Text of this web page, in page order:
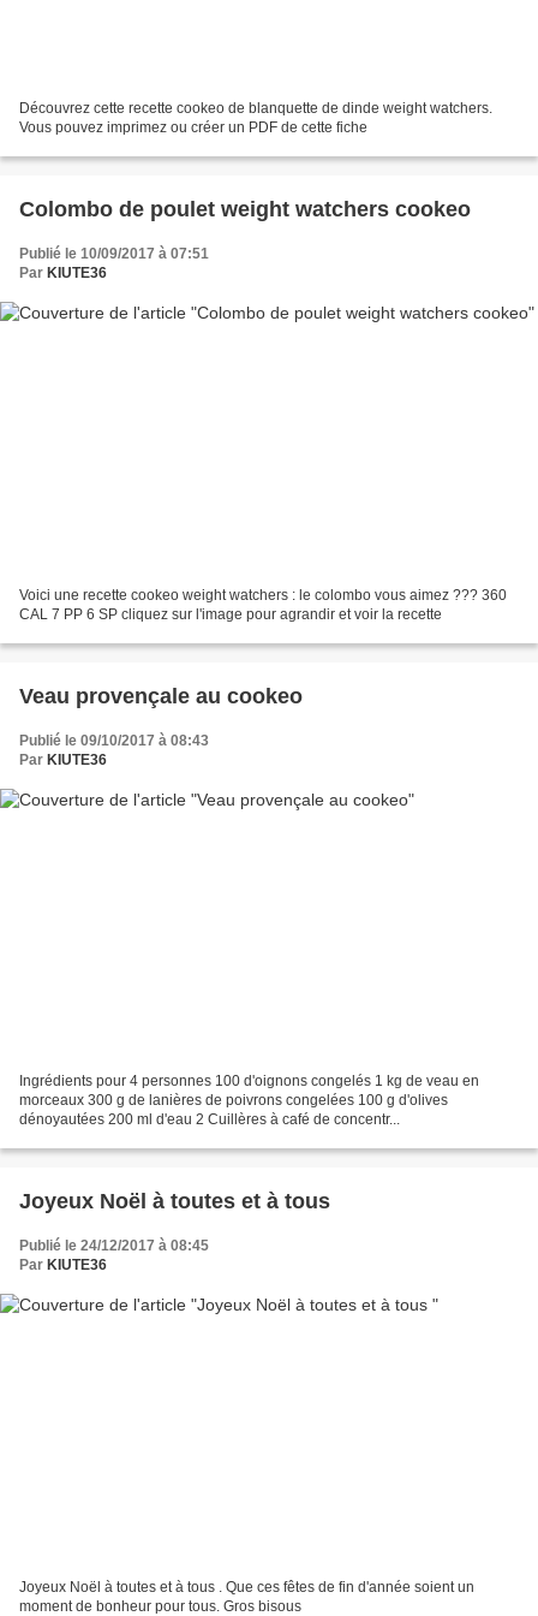
Découvrez cette recette cookeo de blanquette de dinde weight watchers.
Vous pouvez imprimez ou créer un PDF de cette fiche
Colombo de poulet weight watchers cookeo
Publié le 10/09/2017 à 07:51
Par KIUTE36
Voici une recette cookeo weight watchers : le colombo vous aimez ??? 360
CAL 7 PP 6 SP cliquez sur l'image pour agrandir et voir la recette
Veau provençale au cookeo
Publié le 09/10/2017 à 08:43
Par KIUTE36
Ingrédients pour 4 personnes 100 d'oignons congelés 1 kg de veau en
morceaux 300 g de lanières de poivrons congelées 100 g d'olives
dénoyautées 200 ml d'eau 2 Cuillères à café de concentr...
Joyeux Noël à toutes et à tous
Publié le 24/12/2017 à 08:45
Par KIUTE36
Joyeux Noël à toutes et à tous . Que ces fêtes de fin d'année soient un
moment de bonheur pour tous. Gros bisous